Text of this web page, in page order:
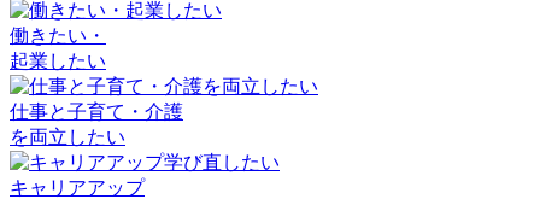
働きたい・
起業したい
仕事と子育て・介護
を両立したい
キャリアアップ